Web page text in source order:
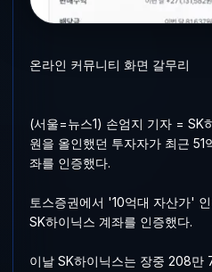
온라인 커뮤니티 화면 갈무리
(서울=뉴스1) 손엄지 기자 =
원을 올인했던 투자자가 최근 51
좌를 인증했다.
토스증권에서 '10억대 자산가'
SK하이닉스 계좌를 인증했다.
이날 SK하이닉스는 장중 208만